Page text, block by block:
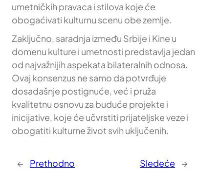
umetničkih pravaca i stilova koje će
obogaćivati kulturnu scenu obe zemlje.
Zaključno, saradnja između Srbije i Kine u
domenu kulture i umetnosti predstavlja jedan
od najvažnijih aspekata bilateralnih odnosa.
Ovaj konsenzus ne samo da potvrđuje
dosadašnje postignuće, već i pruža
kvalitetnu osnovu za buduće projekte i
inicijative, koje će učvrstiti prijateljske veze i
obogatiti kulturne život svih uključenih.
← Prethodno Sledeće →